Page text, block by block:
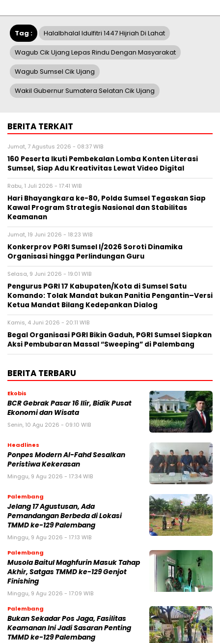
Tag : Halalbhalal Idulfitri 1447 Hijriah Di Lahat
Wagub Cik Ujang Lepas Rindu Dengan Masyarakat
Wagub Sumsel Cik Ujang
Wakil Gubernur Sumatera Selatan Cik Ujang
BERITA TERKAIT
Jumat, 7 Agustus 2026 - 08:37 WIB
160 Peserta Ikuti Pembekalan Lomba Konten Literasi
Sumsel, Siap Adu Kreativitas Lewat Video Digital ‎
Rabu, 1 Juli 2026 - 17:41 WIB
Hari Bhayangkara ke-80, Polda Sumsel Tegaskan Siap
Kawal Program Strategis Nasional dan Stabilitas
Keamanan ‎
Jumat, 19 Juni 2026 - 18:23 WIB
Konkerprov PGRI Sumsel I/2026 Soroti Dinamika
Organisasi hingga Perlindungan Guru ‎
Selasa, 9 Juni 2026 - 19:01 WIB
Pengurus PGRI 17 Kabupaten/Kota di Sumsel Satu
Komando: Tolak Mandat bukan Panitia Pengantin–Versi
Ketua Mandat Bilang Kedepankan Dialog
Kamis, 4 Juni 2026 - 20:11 WIB
Begal Organisasi PGRI Bikin Gaduh, PGRI Sumsel Siapkan
Aksi Pembubaran Massal “Sweeping” di Palembang
BERITA TERBARU
Ekobis
BCR Gebrak Pasar 16 Ilir, Bidik Pusat
Ekonomi dan Wisata
Senin, 10 Agu 2026 - 09:10 WIB
Headlines
Ponpes Modern Al-Fahd Sesalkan
Peristiwa Kekerasan
Minggu, 9 Agu 2026 - 17:34 WIB
Palembang
Jelang 17 Agustusan, Ada
Pemandangan Berbeda di Lokasi
TMMD ke-129 Palembang
Minggu, 9 Agu 2026 - 17:13 WIB
Palembang
Musola Baitul Maghfurin Masuk Tahap
Akhir, Satgas TMMD ke-129 Genjot
Finishing
Minggu, 9 Agu 2026 - 17:09 WIB
Palembang
Bukan Sekadar Pos Jaga, Fasilitas
Keamanan Ini Jadi Sasaran Penting
TMMD ke-129 Palembang